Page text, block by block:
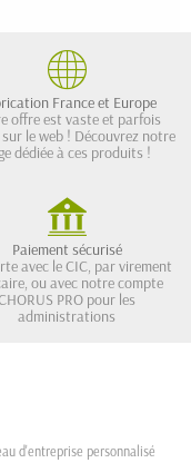
France et Europe
offre est vaste et parfois
le web ! Découvrez notre
dédiée à ces produits !
Paiement sécurisé
avec le CIC, par virement
ou avec notre compte
PRO pour les
administrations
d'entreprise personnalisé